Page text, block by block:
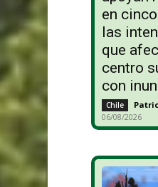
en
las
que
centro
con
Chile
06/08/2026